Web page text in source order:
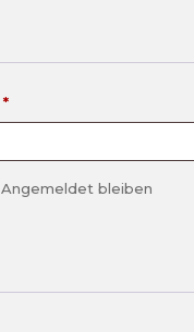
*
Angemeldet bleiben